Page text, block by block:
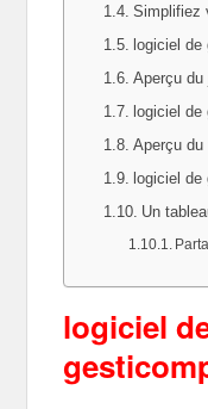
Simplifiez
logiciel de
Aperçu du
logiciel de
Aperçu du
logiciel de
Un
logiciel